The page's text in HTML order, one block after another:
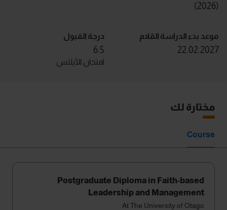
(
2026
)
موعد بدء الدراسة القادم
22.02.2027
درجة القبول
6.5
امتحان الآيلتس
مختارة لك
Course
Postgraduate Diploma in Faith-based
Leadership and Management
At The University of Otago